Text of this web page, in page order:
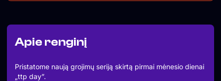
Apie renginį
Pristatome naują grojimų seriją skirtą pirmai mėnesio dienai
„ttp day”.